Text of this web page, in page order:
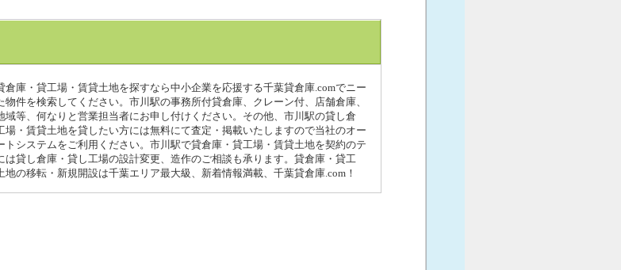
倉庫・貸工場・賃貸土地を探すなら中小企業を応援する千葉貸倉庫.comでニー
物件を検索してください。市川駅の事務所付貸倉庫、クレーン付、店舗倉庫、
域等、何なりと営業担当者にお申し付けください。その他、市川駅の貸し倉
場・賃貸土地を貸したい方には無料にて査定・掲載いたしますので当社のオー
トシステムをご利用ください。市川駅で貸倉庫・貸工場・賃貸土地を契約のテ
は貸し倉庫・貸し工場の設計変更、造作のご相談も承ります。貸倉庫・貸工
地の移転・新規開設は千葉エリア最大級、新着情報満載、千葉貸倉庫.com！